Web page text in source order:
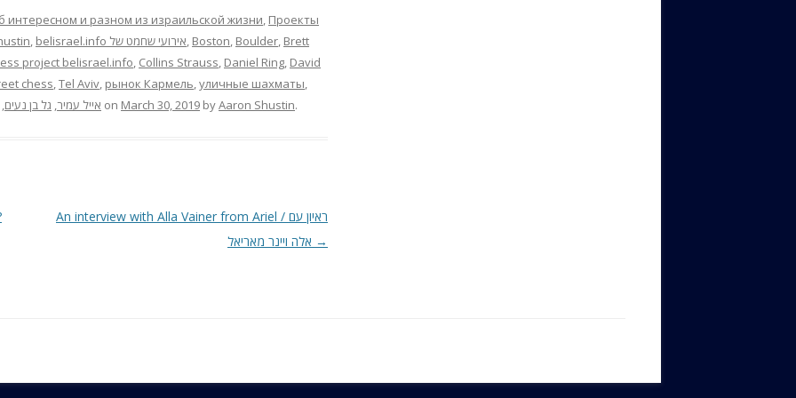
интересном и разном из израильской жизни, Проекты
, belisrael.info אירועי שחמט של, Boston, Boulder, Brett
project belisrael.info, Collins Strauss, Daniel Ring, David
chess,Tel Aviv, рынок Кармель,уличные шахматы,
אייל עמיר, גל בן נעים, on March 30, 2019 byAaron Shustin.
An interview with Alla Vainer from Ariel / ראיון עם
→